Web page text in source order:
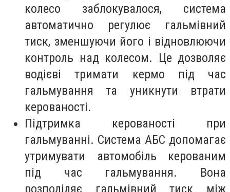
колесо заблокувалося, система
автоматично регулює гальмівний
тиск, зменшуючи його і відновлюючи
контроль над колесом. Це дозволяє
водієві тримати кермо під час
гальмування та уникнути втрати
керованості.
Підтримка керованості при
гальмуванні. Система АБС допомагає
утримувати автомобіль керованим
під час гальмування. Вона
розподіляє гальмівний тиск між